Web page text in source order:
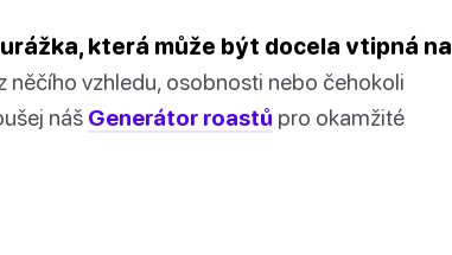
která může být docela vtipná na
něčího vzhledu, osobnosti nebo čehokoli
náš Generátor roastů pro okamžité